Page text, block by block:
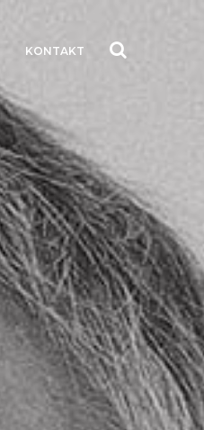
KONTAKT